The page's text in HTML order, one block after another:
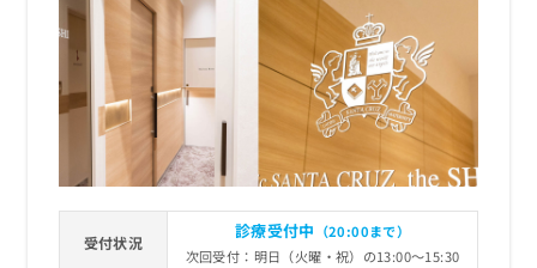
受付状況
診療受付中 （20:00まで）
次回受付：明日（火曜・祝）の13:00～15:30